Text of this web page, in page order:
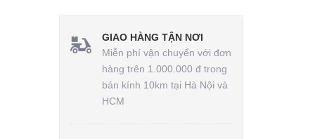
GIAO HÀNG TẬN NƠI
Miễn phí vận chuyển với đơn
hàng trên 1.000.000 đ trong
bán kính 10km tại Hà Nội và
HCM